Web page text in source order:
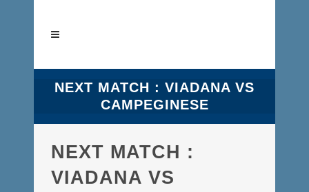
NEXT MATCH : VIADANA VS
CAMPEGINESE
NEXT MATCH :
VIADANA VS